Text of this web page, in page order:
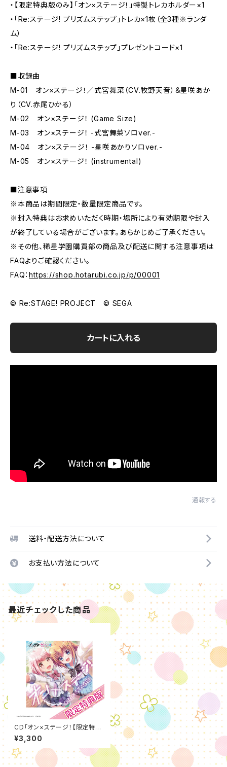
・【限定特典版のみ】「オン×ステージ！」特製トレカホルダー×1
・「Re:ステージ! プリズムステップ」トレカ×1枚（全3種※ランダ
ム）
・「Re:ステージ! プリズムステップ」プレゼントコード×1
■収録曲
M-01 オン×ステージ！／式宮舞菜（CV.牧野天音）＆星咲あか
り（CV.赤尾ひかる）
M-02 オン×ステージ！ (Game Size)
M-03 オン×ステージ！ -式宮舞菜ソロver.-
M-04 オン×ステージ！ -星咲あかりソロver.-
M-05 オン×ステージ！ (instrumental)
■注意事項
※本商品は期間限定・数量限定商品です。
※封入特典はお求めいただく時期・場所により有効期限や封入
が終了している場合がございます。あらかじめご了承ください。
※その他、稀星学園購買部の商品及び配送に関する注意事項は
FAQよりご確認ください。
FAQ：https://shop.hotarubi.co.jp/p/00001
© Re:STAGE! PROJECT © SEGA
カートに入れる
通報する
送料・配送方法について
お支払い方法について
最近チェックした商品
CD「オン×ステージ！【限定特典
版】」
¥3,300